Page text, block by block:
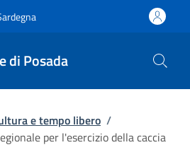
di Posada
e tempo libero /
per l'esercizio della caccia